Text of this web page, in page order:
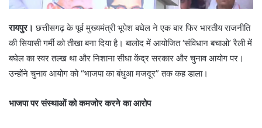
रायपुर। छत्तीसगढ़ के पूर्व मुख्यमंत्री भूपेश बघेल ने एक बार फिर भारतीय राजनीति
की सियासी गर्मी को तीखा बना दिया है। बालोद में आयोजित ‘संविधान बचाओ’ रैली में
बघेल का स्वर तल्ख था और निशाना सीधा केंद्र सरकार और चुनाव आयोग पर।
उन्होंने चुनाव आयोग को “भाजपा का बंधुआ मजदूर” तक कह डाला।
भाजपा पर संस्थाओं को कमजोर करने का आरोप